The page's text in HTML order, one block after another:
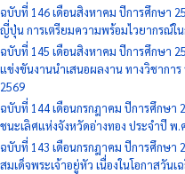
ฉบับที่ 146 เดือนสิงหาคม ปีการศึกษา
ญี่ปุ่น การเตรียมความพร้อมไวยากรณ์ใ
ฉบับที่ 145 เดือนสิงหาคม ปีการศึกษา
แข่งขันงานนำเสนอผลงาน ทางวิชากา
2569
ฉบับที่ 144 เดือนกรกฎาคม ปีการศึกษา
ชนะเลิศแห่งจังหวัดอ่างทอง ประจำปี พ
ฉบับที่ 143 เดือนกรกฎาคม ปีการศึกษา
สมเด็จพระเจ้าอยู่หัว เนื่องในโอกาสวัน